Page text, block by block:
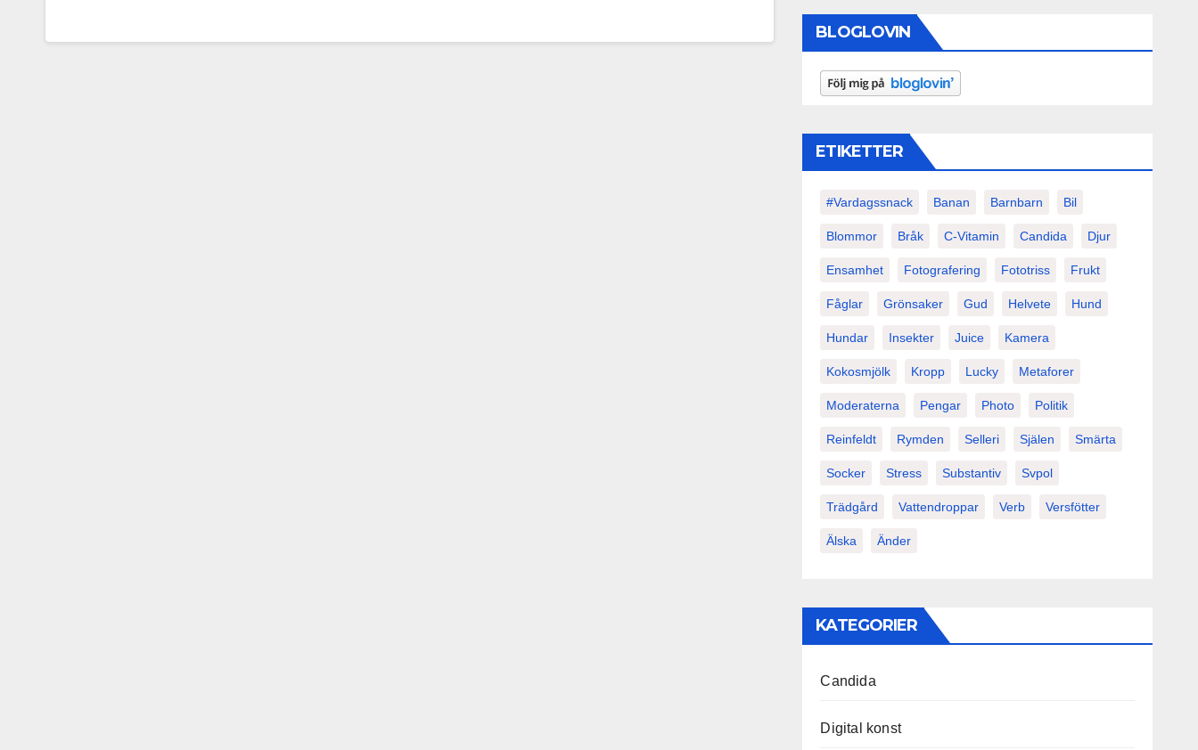
BLOGLOVIN
ETIKETTER
#vardagssnack Banan Barnbarn Bil
Blommor Bråk C-Vitamin Candida Djur
Ensamhet Fotografering Fototriss Frukt
Fåglar Grönsaker Gud Helvete Hund
Hundar Insekter Juice Kamera
Kokosmjölk Kropp Lucky Metaforer
Moderaterna Pengar Photo Politik
Reinfeldt Rymden Selleri Själen Smärta
Socker Stress Substantiv Svpol
Trädgård Vattendroppar Verb Versfötter
Älska Änder
KATEGORIER
Candida
Digital konst